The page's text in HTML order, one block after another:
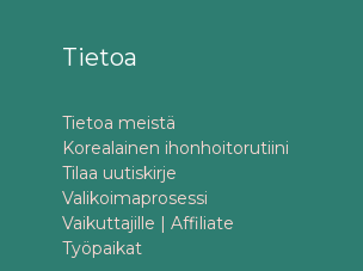
Tietoa
Tietoa meistä
Korealainen ihonhoitorutiini
Tilaa uutiskirje
Valikoimaprosessi
Vaikuttajille | Affiliate
Työpaikat